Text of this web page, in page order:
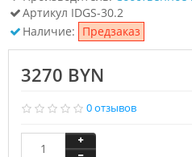
Артикул IDGS-30.2
Наличие: Предзаказ
3270 BYN
0 отзывов